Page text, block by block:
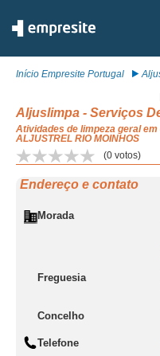
Início Empresite Portugal
Aljuslimpa - Serviços
Atividades de limpeza geral em
ALJUSTREL RIO MOINHOS
(0 votos)
Endereço e contato
Morada
Freguesia
Concelho
Telefone